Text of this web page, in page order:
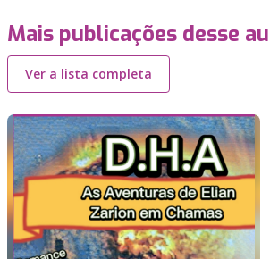
Mais publicações desse
Ver a lista completa